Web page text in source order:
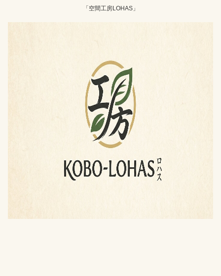
「空間工房LOHAS」